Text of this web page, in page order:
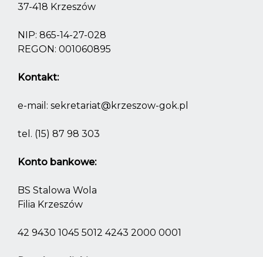
37-418 Krzeszów
NIP: 865-14-27-028
REGON: 001060895
Kontakt:
e-mail: sekretariat@krzeszow-gok.pl
tel. (15) 87 98 303
Konto bankowe:
BS Stalowa Wola
Filia Krzeszów
42 9430 1045 5012 4243 2000 0001